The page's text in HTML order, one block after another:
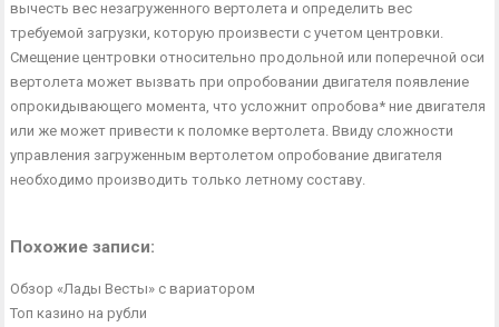
вычесть вес незагружен­ного вертолета и определить вес
требуемой загрузки, ко­торую произвести с учетом центровки.
Смещение центров­ки относительно продольной или поперечной оси
верто­лета может вызвать при опробовании двигателя появле­ние
опрокидывающего момента, что усложнит опробова* ние двигателя
или же может привести к поломке вертоле­та. Ввиду сложности
управления загруженным вертолетом опробование двигателя
необходимо производить только летному составу.
Похожие записи:
Обзор «Лады Весты» с вариатором
Топ казино на рубли